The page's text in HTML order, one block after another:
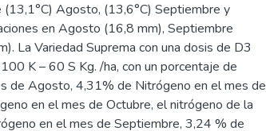
Agosto, (13,6°C) Septiembre y
en Agosto (16,8 mm), Septiembre
La Variedad Suprema con una dosis de D3
K – 60 S Kg. /ha, con un porcentaje de
de Agosto, 4,31% de Nitrógeno en el mes de
en el mes de Octubre, el nitrógeno de la
en el mes de Septiembre, 3,24 % de